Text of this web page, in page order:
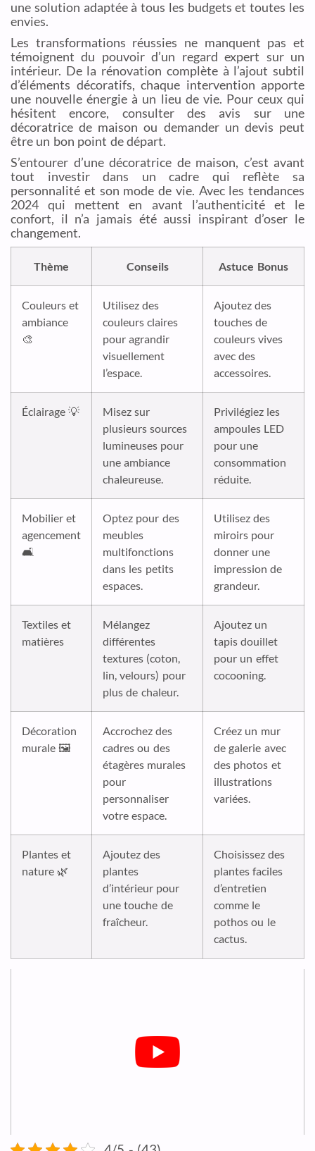
une solution adaptée à tous les budgets et toutes les
envies.
Les transformations réussies ne manquent pas et
témoignent du pouvoir d’un regard expert sur un
intérieur. De la rénovation complète à l’ajout subtil
d’éléments décoratifs, chaque intervention apporte
une nouvelle énergie à un lieu de vie. Pour ceux qui
hésitent encore, consulter des avis sur une
décoratrice de maison ou demander un devis peut
être un bon point de départ.
S’entourer d’une décoratrice de maison, c’est avant
tout investir dans un cadre qui reflète sa
personnalité et son mode de vie. Avec les tendances
2024 qui mettent en avant l’authenticité et le
confort, il n’a jamais été aussi inspirant d’oser le
changement.
Thème Conseils Astuce Bonus
Couleurs et
ambiance
🎨
Utilisez des
couleurs claires
pour agrandir
visuellement
l’espace.
Ajoutez des
touches de
couleurs vives
avec des
accessoires.
Éclairage 💡
Misez sur
plusieurs sources
lumineuses pour
une ambiance
chaleureuse.
Privilégiez les
ampoules LED
pour une
consommation
réduite.
Mobilier et
agencement
🛋️
Optez pour des
meubles
multifonctions
dans les petits
espaces.
Utilisez des
miroirs pour
donner une
impression de
grandeur.
Textiles et
matières
Mélangez
différentes
textures (coton,
lin, velours) pour
plus de chaleur.
Ajoutez un
tapis douillet
pour un effet
cocooning.
Décoration
murale 🖼️
Accrochez des
cadres ou des
étagères murales
pour
personnaliser
votre espace.
Créez un mur
de galerie avec
des photos et
illustrations
variées.
Plantes et
nature 🌿
Ajoutez des
plantes
d’intérieur pour
une touche de
fraîcheur.
Choisissez des
plantes faciles
d’entretien
comme le
pothos ou le
cactus.